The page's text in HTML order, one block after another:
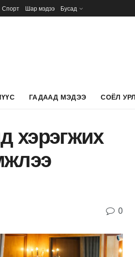
Спорт Шар мэдээ Бусад
ГАДААД МЭДЭЭ СОЁЛ
хэрэгжих
0